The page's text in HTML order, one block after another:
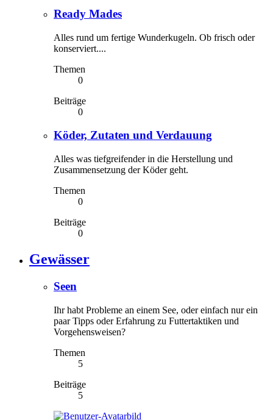
Ready Mades
Alles rund um fertige Wunderkugeln. Ob frisch oder
konserviert....
Themen
0
Beiträge
0
Köder, Zutaten und Verdauung
Alles was tiefgreifender in die Herstellung und
Zusammensetzung der Köder geht.
Themen
0
Beiträge
0
Gewässer
Seen
Ihr habt Probleme an einem See, oder einfach nur ein
paar Tipps oder Erfahrung zu Futtertaktiken und
Vorgehensweisen?
Themen
5
Beiträge
5